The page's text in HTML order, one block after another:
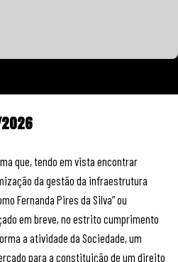
2026
que, tendo em vista encontrar
da gestão da infraestrutura
Fernanda Pires da Silva” ou
em breve, no estrito cumprimento
a atividade da Sociedade, um
para a constituição de um direito